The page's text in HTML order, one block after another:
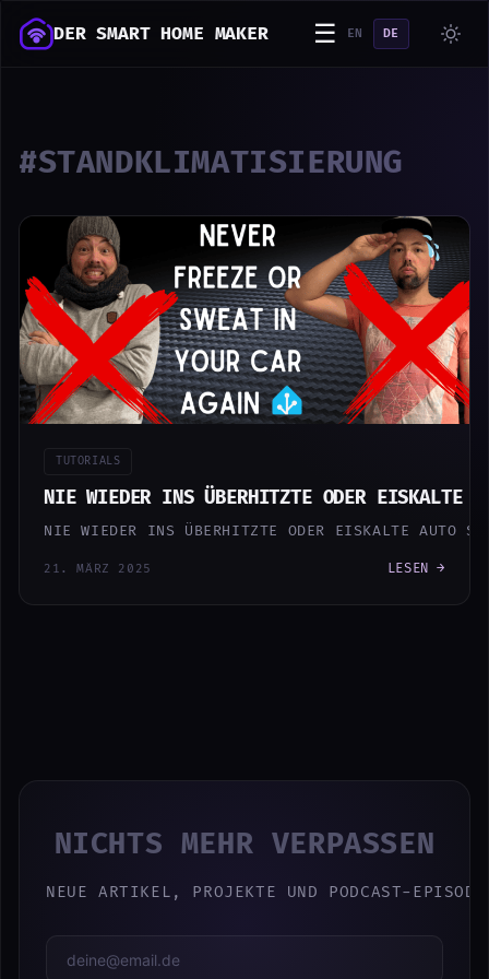
DER SMART HOME MAKER ☰ EN DE
#STANDKLIMATISIERUNG
TUTORIALS
NIE WIEDER INS ÜBERHITZTE ODER EISKALTE
NIE WIEDER INS ÜBERHITZTE ODER EISKALTE AUTO
21. MÄRZ 2025 LESEN →
NICHTS MEHR VERPASSEN
NEUE ARTIKEL, PROJEKTE UND PODCAST-